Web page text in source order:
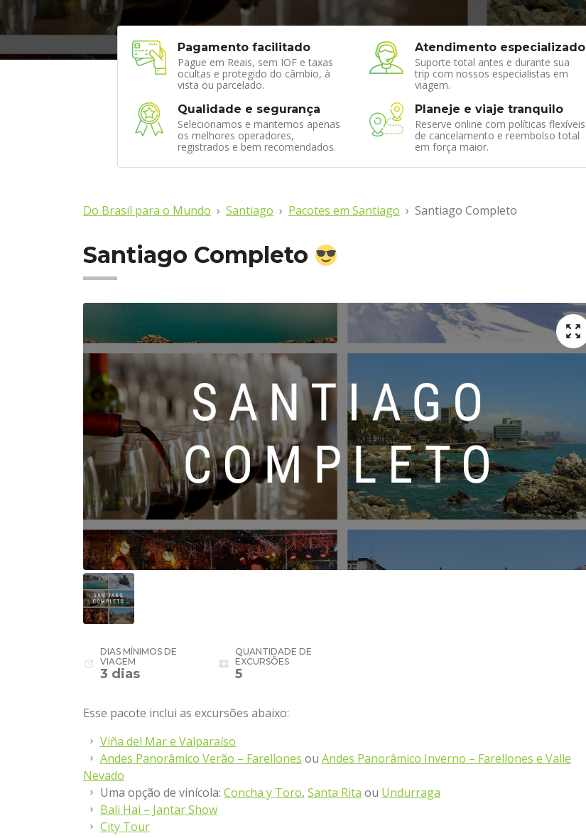
Pagamento facilitado
Pague em Reais, sem IOF e taxas
ocultas e protegido do câmbio, à
vista ou parcelado.
Atendimento especializado
Suporte total antes e durante sua
trip com nossos especialistas em
viagem.
Qualidade e segurança
Selecionamos e mantemos apenas
os melhores operadores,
registrados e bem recomendados.
Planeje e viaje tranquilo
Reserve online com políticas flexíveis
de cancelamento e reembolso total
em força maior.
Do Brasil para o Mundo Santiago Pacotes em Santiago Santiago Completo
Santiago Completo
update
DIAS MÍNIMOS DE
VIAGEM
3 dias
local_activity
QUANTIDADE DE
EXCURSÕES
5
Esse pacote inclui as excursões abaixo:
Viña del Mar e Valparaíso
Andes Panorâmico Verão – Farellones ou Andes Panorâmico Inverno – Farellones e Valle
Nevado
Uma opção de vinícola: Concha y Toro, Santa Rita ou Undurraga
Bali Hai – Jantar Show
City Tour